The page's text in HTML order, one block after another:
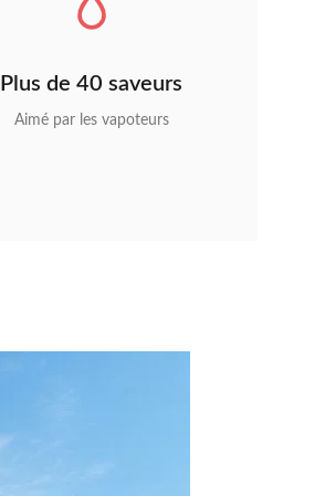
Plus de 40 saveurs
Aimé par les vapoteurs